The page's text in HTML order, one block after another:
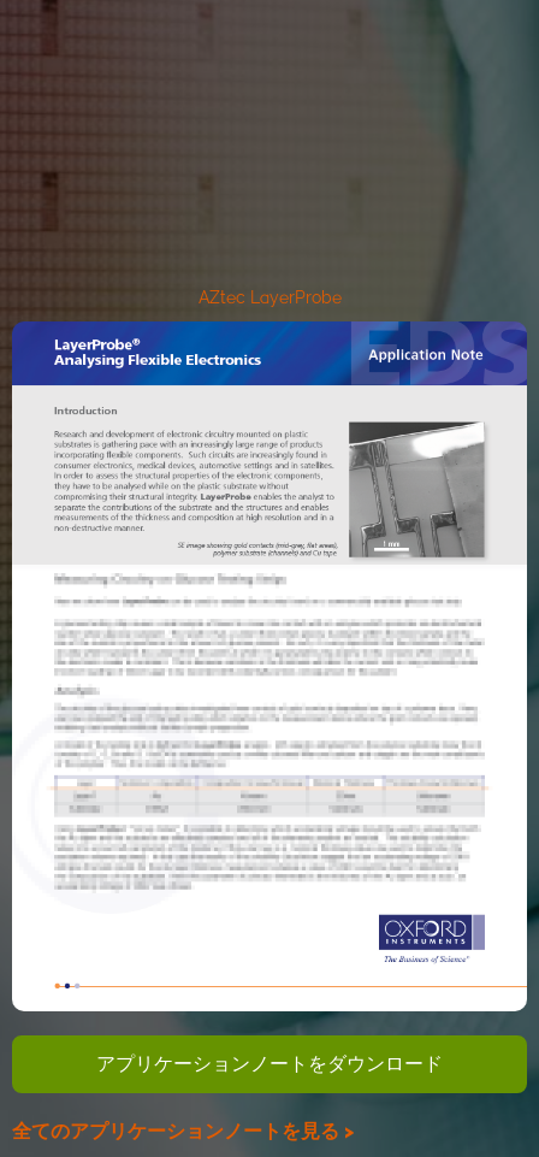
AZtec LayerProbe
アプリケーションノートをダウンロード
全てのアプリケーションノートを見る >